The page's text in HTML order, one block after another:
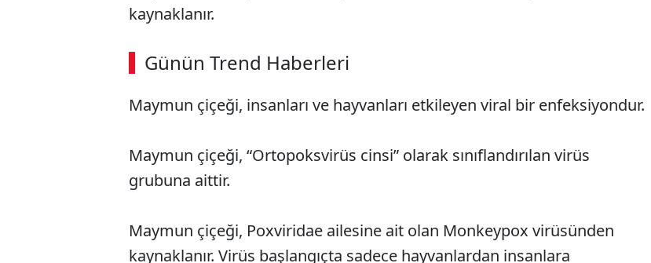
kaynaklanır.
Günün Trend Haberleri
Maymun çiçeği, insanları ve hayvanları etkileyen viral bir enfeksiyondur.
Maymun çiçeği, “Ortopoksvirüs cinsi” olarak sınıflandırılan virüs
grubuna aittir.
Maymun çiçeği, Poxviridae ailesine ait olan Monkeypox virüsünden
kaynaklanır. Virüs başlangıçta sadece hayvanlardan insanlara